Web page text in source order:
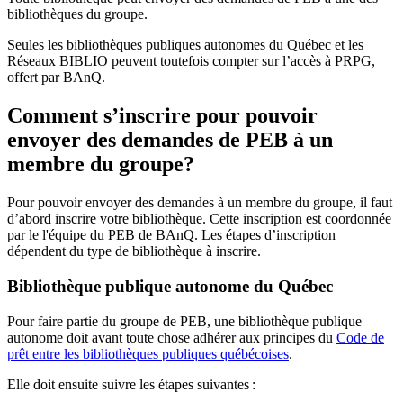
bibliothèques du groupe.
Seules les bibliothèques publiques autonomes du Québec et les
Réseaux BIBLIO peuvent toutefois compter sur l’accès à PRPG,
offert par BAnQ.
Comment s’inscrire pour pouvoir
envoyer des demandes de PEB à un
membre du groupe?
Pour pouvoir envoyer des demandes à un membre du groupe, il faut
d’abord inscrire votre bibliothèque. Cette inscription est coordonnée
par le l'équipe du PEB de BAnQ. Les étapes d’inscription
dépendent du type de bibliothèque à inscrire.
Bibliothèque publique autonome du Québec
Pour faire partie du groupe de PEB, une bibliothèque publique
autonome doit avant toute chose adhérer aux principes du Code de
prêt entre les bibliothèques publiques québécoises.
Elle doit ensuite suivre les étapes suivantes :